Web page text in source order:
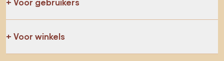
Voor gebruikers
Voor winkels